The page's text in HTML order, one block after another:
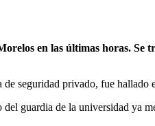
en las últimas horas.
seguridad privado, fue
guardia de la universidad ya